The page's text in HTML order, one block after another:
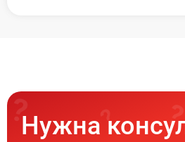
Нужна